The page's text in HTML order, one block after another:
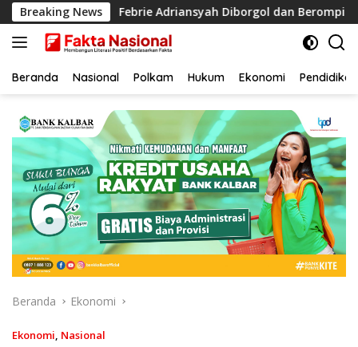
Langsung
ke
konten
Breaking News
Kusir Febrie Adriansyah Diborgol dan Berompi
Beranda Nasional Polkam Hukum Ekonomi Pendidikan
Beranda Ekonomi
Ekonomi, Nasional